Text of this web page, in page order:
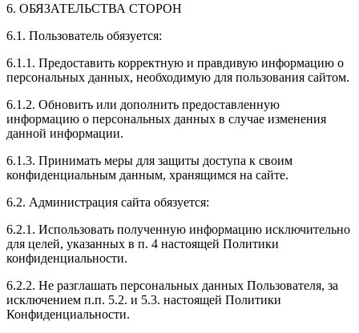
6. ОБЯЗАТЕЛЬСТВА СТОРОН
6.1. Пользователь обязуется:
6.1.1. Предоставить корректную и правдивую информацию о
персональных данных, необходимую для пользования сайтом.
6.1.2. Обновить или дополнить предоставленную
информацию о персональных данных в случае изменения
данной информации.
6.1.3. Принимать меры для защиты доступа к своим
конфиденциальным данным, хранящимся на сайте.
6.2. Администрация сайта обязуется:
6.2.1. Использовать полученную информацию исключительно
для целей, указанных в п. 4 настоящей Политики
конфиденциальности.
6.2.2. Не разглашать персональных данных Пользователя, за
исключением п.п. 5.2. и 5.3. настоящей Политики
Конфиденциальности.